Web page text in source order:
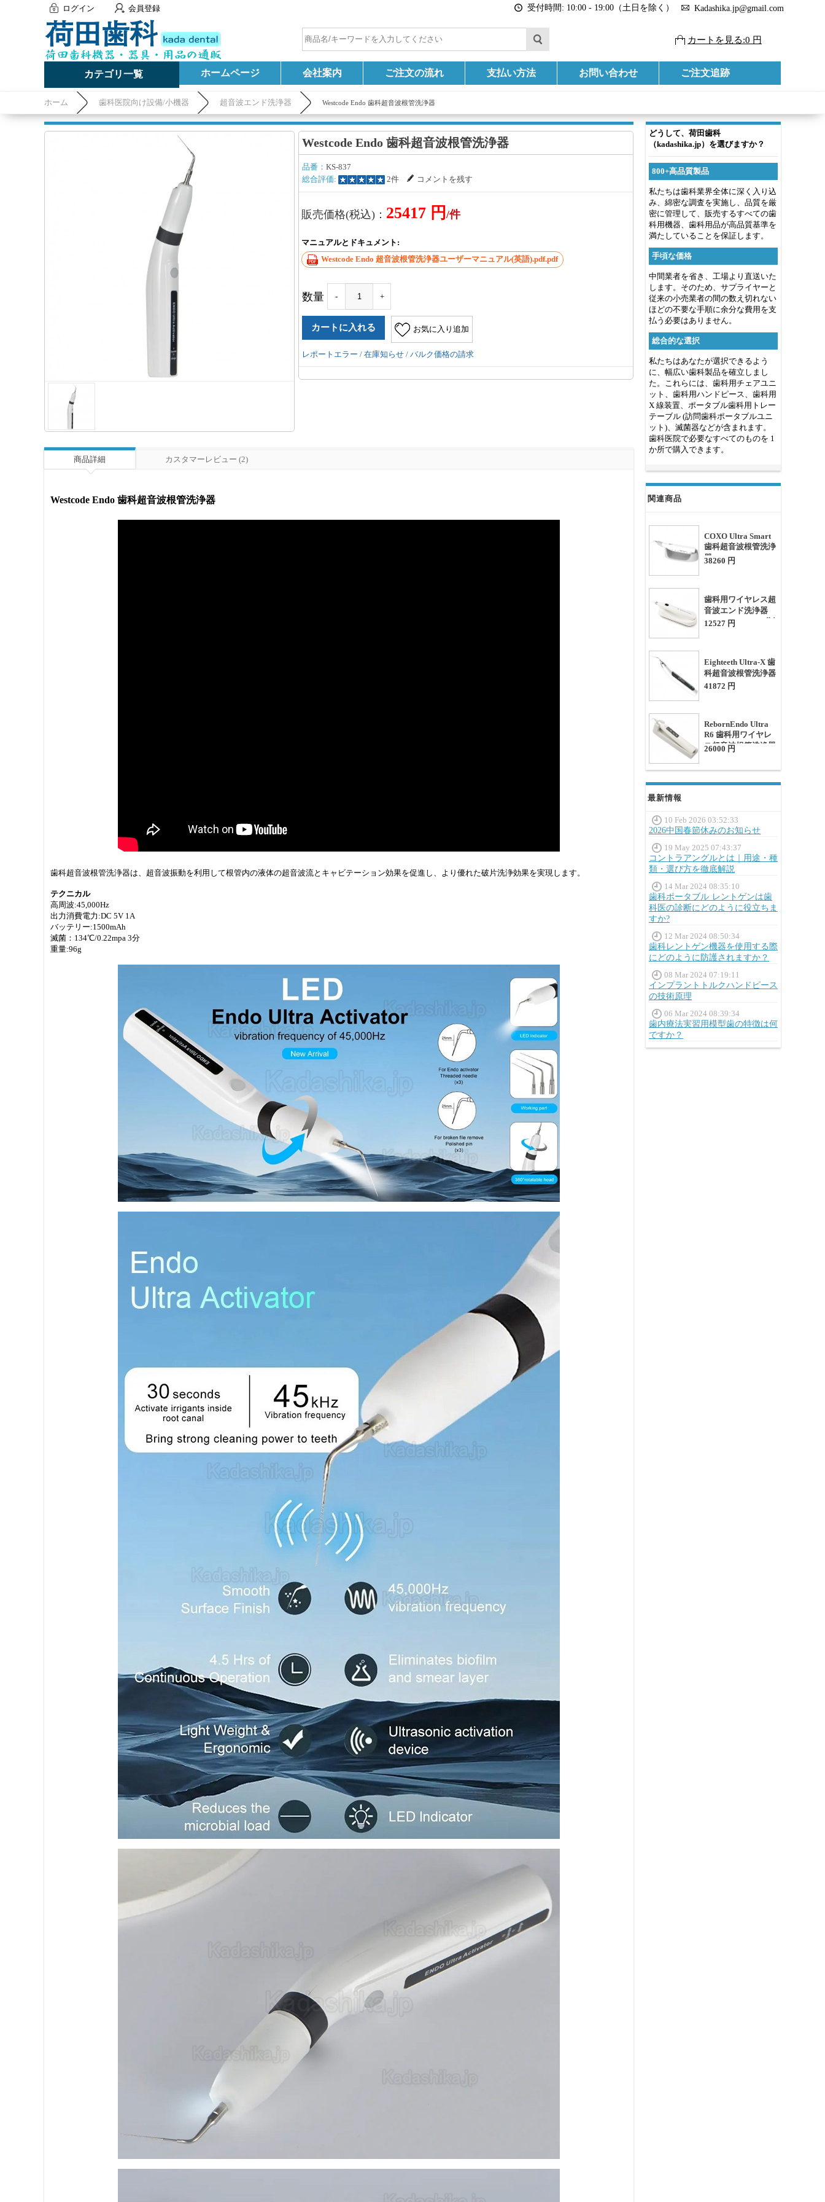
ログイン 会員登録 受付時間: 10:00 - 19:00（土日を除く） Kadashika.jp@gmail.com
カートを見る:0 円
カテゴリ一覧 ホームページ 会社案内 ご注文の流れ 支払い方法 お問い合わせ ご注文追跡
ホーム 歯科医院向け設備/小機器 超音波エンド洗浄器 Westcode Endo 歯科超音波根管洗浄器
どうして、荷田歯科
（kadashika.jp）を選びますか？
800+高品質製品
私たちは歯科業界全体に深く入り込
み、綿密な調査を実施し、品質を厳
密に管理して、販売するすべての歯
科用機器、歯科用品が高品質基準を
満たしていることを保証します。
手頃な価格
中間業者を省き、工場より直送いた
します。そのため、サプライヤーと
従来の小売業者の間の数え切れない
ほどの不要な手順に余分な費用を支
払う必要はありません。
総合的な選択
私たちはあなたが選択できるよう
に、幅広い歯科製品を確立しまし
た。これらには、歯科用チェアユニ
ット、歯科用ハンドピース、歯科用
X 線装置、ポータブル歯科用トレー
テーブル (訪問歯科ポータブルユニ
ット)、滅菌器などが含まれます。
歯科医院で必要なすべてのものを 1
か所で購入できます。
関連商品
COXO Ultra Smart
歯科超音波根管洗浄
器
38260 円
歯科用ワイヤレス超
音波エンド洗浄器
（オートクレーブ対
12527 円
Eighteeth Ultra-X 歯
科超音波根管洗浄器
41872 円
RebornEndo Ultra
R6 歯科用ワイヤレ
ス超音波根管洗浄器
26000 円
最新情報
10 Feb 2026 03:52:33
2026中国春節休みのお知らせ
19 May 2025 07:43:37
コントラアングルとは｜用途・種
類・選び方を徹底解説
14 Mar 2024 08:35:10
歯科ポータブル レントゲンは歯
科医の診断にどのように役立ちま
すか?
12 Mar 2024 08:50:34
歯科レントゲン機器を使用する際
にどのように防護されますか？
08 Mar 2024 07:19:11
インプラントトルクハンドピース
の技術原理
06 Mar 2024 08:39:34
歯内療法実習用模型歯の特徴は何
ですか？
Westcode Endo 歯科超音波根管洗浄器
品番： KS-837
総合評価:
2件 コメントを残す
販売価格(税込)： 25417 円 /件
マニュアルとドキュメント:
Westcode Endo 超音波根管洗浄器ユーザーマニュアル(英語).pdf.pdf
数量 - +
お気に入り追加
レポートエラー / 在庫知らせ / バルク価格の請求
商品詳細 カスタマーレビュー (2)
Westcode Endo 歯科超音波根管洗浄器
歯科超音波根管洗浄器は、超音波振動を利用して根管内の液体の超音波流とキャビテーション効果を促進し、より優れた破片洗浄効果を実現します。
テクニカル
高周波:45,000Hz
出力消費電力:DC 5V 1A
バッテリー:1500mAh
滅菌：134℃/0.22mpa 3分
重量:96g